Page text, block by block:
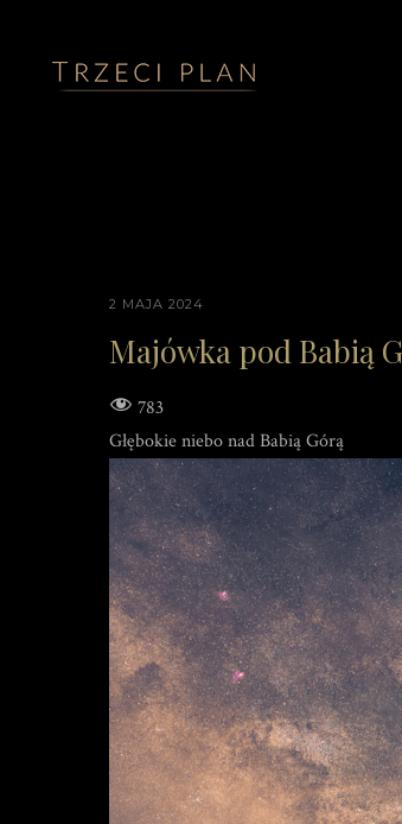
2 MAJA 2024
Majówka pod Babią
783
Głębokie niebo nad Babią Górą